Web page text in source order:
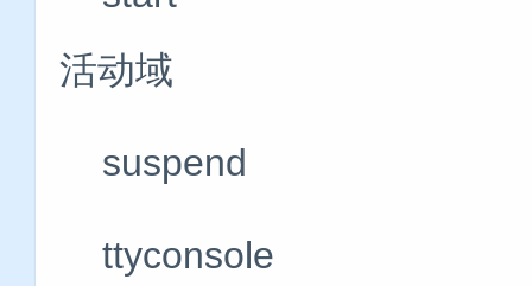
活动域
suspend #
ttyconsole